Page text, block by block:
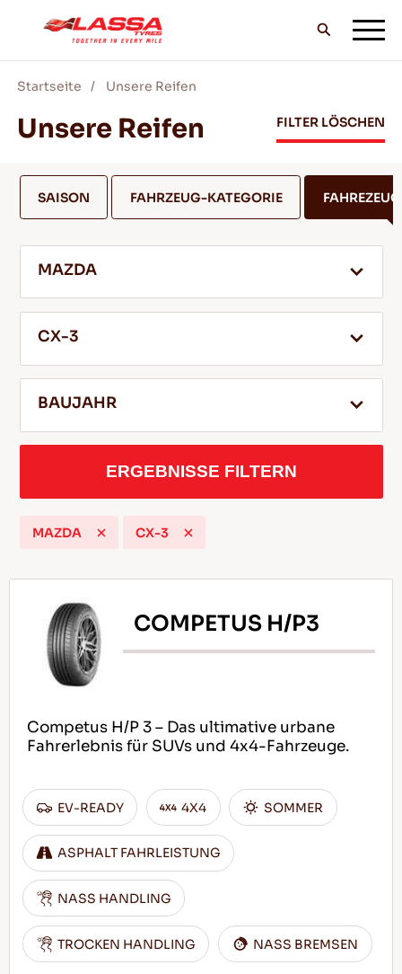
ALLE LASSA REIFEN
BLOG & VIDEOS
SERVICE & HILFE
Tipps für das Fahren im Schnee
WEITERLESEN
Startseite Unsere Reifen
Unsere Reifen FILTER LÖSCHEN
SAISON FAHRZEUG-KATEGORIE
MAZDA
CX-3
BAUJAHR
ERGEBNISSE FILTERN
MAZDA CX-3
COMPETUS H/P3
Competus H/P 3 – Das ultimative urbane
Fahrerlebnis für SUVs und 4x4-Fahrzeuge.
EV-READY 4X4 SOMMER
ASPHALT FAHRLEISTUNG
NASS HANDLING
TROCKEN HANDLING NASS BREMSEN